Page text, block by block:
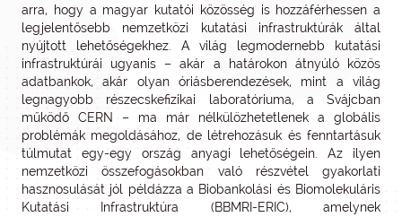
arra, hogy a magyar kutatói közösség is hozzáférhessen a
legjelentősebb nemzetközi kutatási infrastruktúrák által
nyújtott lehetőségekhez. A világ legmodernebb kutatási
infrastruktúrái ugyanis – akár a határokon átnyúló közös
adatbankok, akár olyan óriásberendezések, mint a világ
legnagyobb részecskefizikai laboratóriuma, a Svájcban
működő CERN – ma már nélkülözhetetlenek a globális
problémák megoldásához, de létrehozásuk és fenntartásuk
túlmutat egy-egy ország anyagi lehetőségein. Az ilyen
nemzetközi összefogásokban való részvétel gyakorlati
hasznosulását jól példázza a Biobankolási és Biomolekuláris
Kutatási Infrastruktúra (BBMRI-ERIC), amelynek